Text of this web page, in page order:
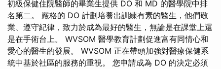
初級保健住院醫師的畢業生提供 DO 和 MD 的醫學院中排
名第二。 嚴格的 DO 計劃培養出訓練有素的醫生，他們敬
業、遵守紀律，致力於成為最好的醫生，無論是在課堂上還
是在手術台上。 WVSOM 醫學教育計劃促進富有同情心和
愛心的醫生的發展。 WVSOM 正在帶頭加強對醫療保健系
統中基於社區的服務的重視。 您申請成為 DO 的決定必須